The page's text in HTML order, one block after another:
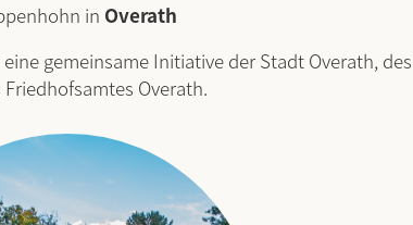
in Overath
gemeinsame Initiative der Stadt Overath, des
Overath.